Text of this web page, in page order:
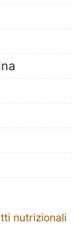
nutrizionali